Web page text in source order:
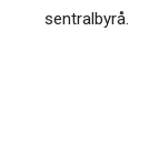
sentralbyrå.